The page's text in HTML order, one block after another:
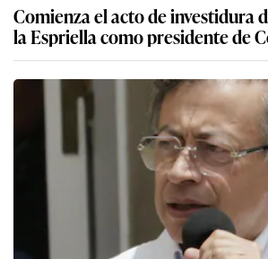
Comienza el acto de investidura
la Espriella como presidente de